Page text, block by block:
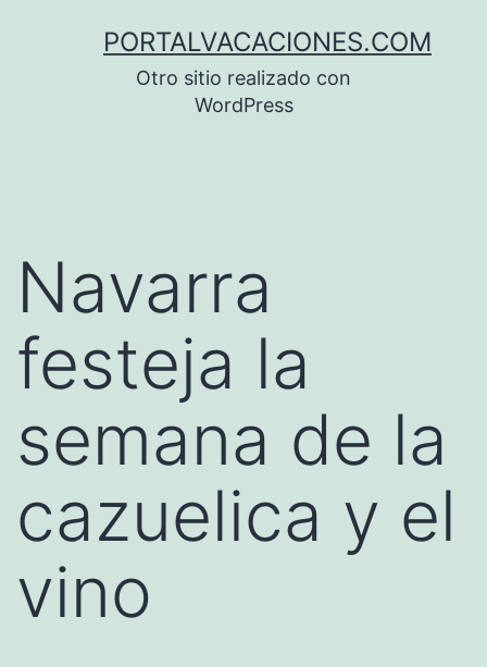
PORTALVACACIONES.COM
Otro sitio realizado con
WordPress
Navarra
festeja la
semana de la
cazuelica y el
vino